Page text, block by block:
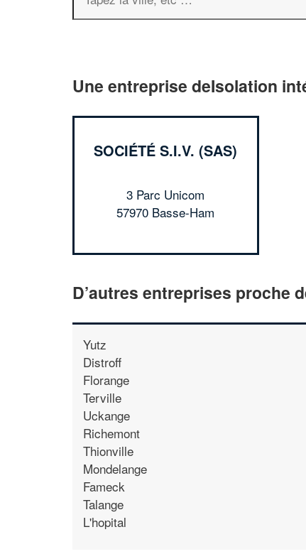
Une entreprise deIsolation
SOCIÉTÉ S.I.V. (SAS)
3 Parc Unicom
57970 Basse-Ham
D’autres entreprises proche
Yutz
Distroff
Florange
Terville
Uckange
Richemont
Thionville
Mondelange
Fameck
Talange
L'hopital